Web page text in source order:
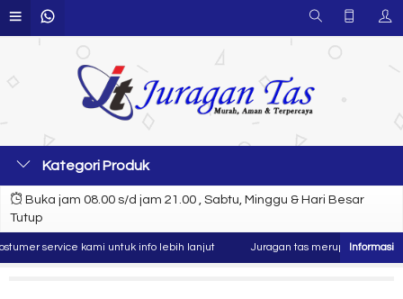
Kategori Produk
Buka jam 08.00 s/d jam 21.00 , Sabtu, Minggu & Hari Besar
Tutup
service kami untuk info lebih lanjut Juragan tas merupakan